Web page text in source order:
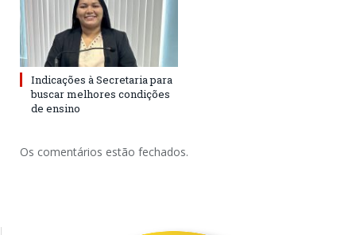
Indicações à Secretaria para
buscar melhores condições
de ensino
Os comentários estão fechados.